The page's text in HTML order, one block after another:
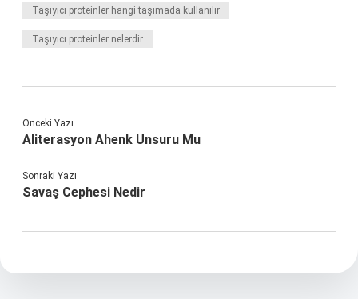
Taşıyıcı proteinler hangi taşımada kullanılır
Taşıyıcı proteinler nelerdir
Önceki Yazı
Aliterasyon Ahenk Unsuru Mu
Sonraki Yazı
Savaş Cephesi Nedir